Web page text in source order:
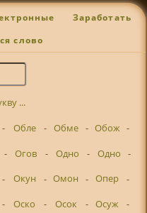
Заработать
слово
...
- Обле - Обме - Обож -
- Огов - Одно - Одно
-
- Окун - Омон - Опер
-
- Оско - Осок - Осуж
-